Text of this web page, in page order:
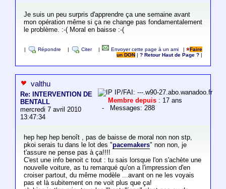
Je suis un peu surpris d'apprendre ça une semaine avant
mon opération même si ça ne change pas fondamentalement
le problème. :-( Moral en baisse :-(
Répondre Citer Envoyer cette page à un ami |
Faire
un DON
|? Retour Haut de Page ?
valthu
Re: INTERVENTION DE
BENTALL
mercredi 7 avril 2010
13:47:34
IP/FAI: ---.w90-27.abo.wanadoo.fr
Membre depuis : 17 ans
- Messages: 288
hep hep hep benoît , pas de baisse de moral non non stp,
pkoi serais tu dans le lot des "pacemakers" non non, je
t'assure ne pense pas à ça!!!!
C'est une info benoit c tout : tu sais lorsque l'on s'achète une
nouvelle voiture, as tu remarqué qu'on a l'impression d'en
croiser partout, du même modèle ...avant on ne les voyais
pas et là subitement on ne voit plus que ça!